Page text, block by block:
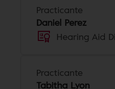
Practicante
Daniel Perez
Hearing Aid
Practicante
Tabitha Lyon